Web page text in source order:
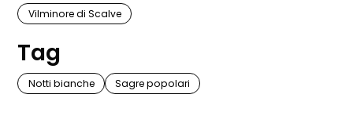
Vilminore di Scalve
Tag
Notti bianche Sagre popolari